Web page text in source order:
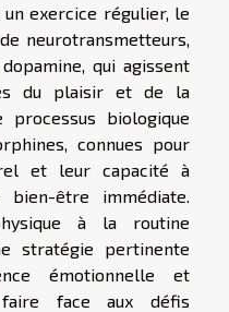
un exercice régulier, le
neurotransmetteurs,
qui agissent
du plaisir et de la
processus biologique
connues pour
et leur capacité à
être immédiate.
à la routine
stratégie pertinente
émotionnelle et
face aux défis